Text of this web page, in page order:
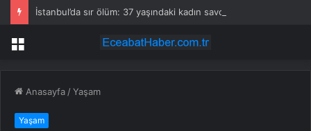
Menü
Anasayfa /Yaşam
Yaşam